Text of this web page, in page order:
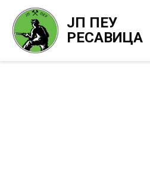
ЈП ПЕУ
РЕСАВИЦА